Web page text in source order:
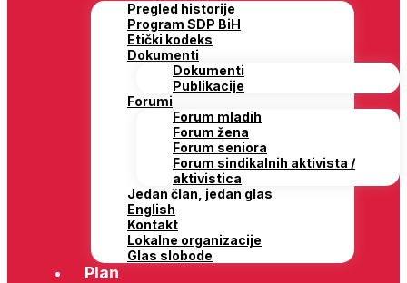
Pregled historije
Program SDP BiH
Etički kodeks
Dokumenti
Dokumenti
Publikacije
Forumi
Forum mladih
Forum žena
Forum seniora
Forum sindikalnih aktivista /
aktivistica
Jedan član, jedan glas
English
Kontakt
Lokalne organizacije
Glas slobode
Plan